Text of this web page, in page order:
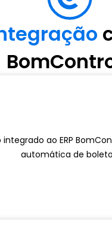
ao ERP
automática de